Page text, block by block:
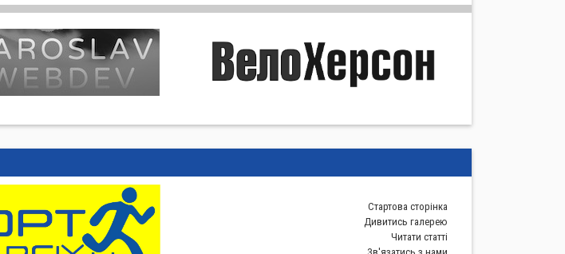
Стартова сторiнка
Дивитись галерею
Читати статті